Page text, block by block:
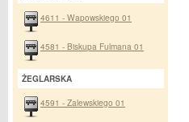
4611 - Wapowskiego 01
4581 - Biskupa Fulmana 01
ŻEGLARSKA
4591 - Zalewskiego 01